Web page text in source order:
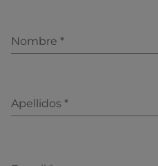
Nombre *
Apellidos *